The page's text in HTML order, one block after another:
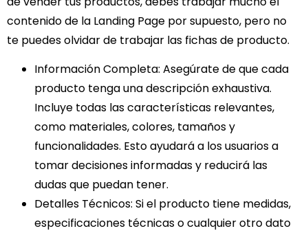
contenido de la Landing Page por supuesto, pero no
te puedes olvidar de trabajar las fichas de producto.
Información Completa: Asegúrate de que cada
producto tenga una descripción exhaustiva.
Incluye todas las características relevantes,
como materiales, colores, tamaños y
funcionalidades. Esto ayudará a los usuarios a
tomar decisiones informadas y reducirá las
dudas que puedan tener.
Detalles Técnicos: Si el producto tiene medidas,
especificaciones técnicas o cualquier otro dato